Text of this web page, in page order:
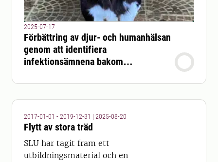
2025-07-17
Förbättring av djur- och humanhälsan
genom att identifiera
infektionsämnena bakom
Etiopien
2017-01-01 - 2019-12-31 | 2025-08-20
Flytt av stora träd
SLU har tagit fram ett
utbildningsmaterial och en